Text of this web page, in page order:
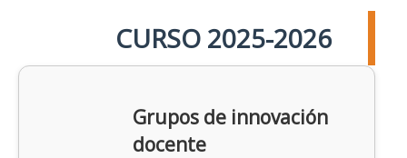
CURSO 2025-2026
Grupos de innovación
docente